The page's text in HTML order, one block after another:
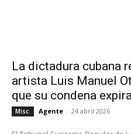
La dictadura cubana
artista Luis Manuel
que su condena
Misc. Agente - 24 abril 2026